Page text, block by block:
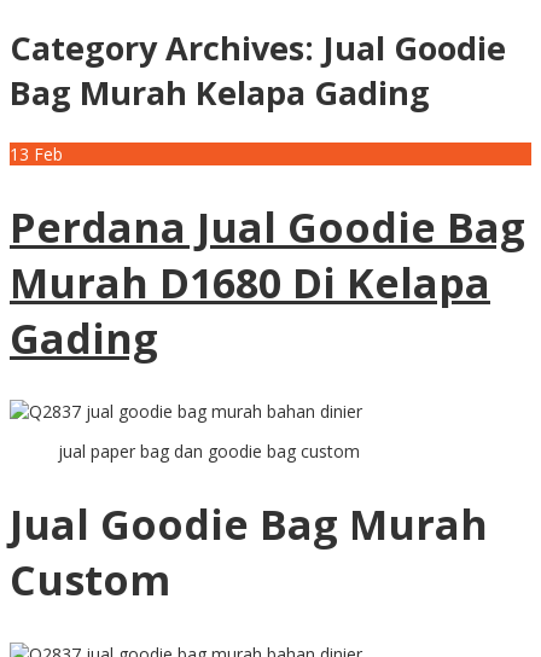
Category Archives: Jual Goodie
Bag Murah Kelapa Gading
13 Feb
Perdana Jual Goodie Bag
Murah D1680 Di Kelapa
Gading
jual paper bag dan goodie bag custom
Jual Goodie Bag Murah
Custom